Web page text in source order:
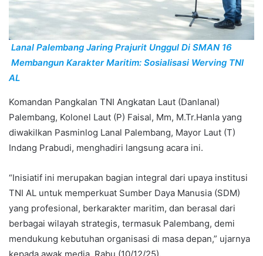
Lanal Palembang Jaring Prajurit Unggul Di SMAN 16
Membangun Karakter Maritim: Sosialisasi Werving TNI
AL
Komandan Pangkalan TNI Angkatan Laut (Danlanal)
Palembang, Kolonel Laut (P) Faisal, Mm, M.Tr.Hanla yang
diwakilkan Pasminlog Lanal Palembang, Mayor Laut (T)
Indang Prabudi, menghadiri langsung acara ini.
“Inisiatif ini merupakan bagian integral dari upaya institusi
TNI AL untuk memperkuat Sumber Daya Manusia (SDM)
yang profesional, berkarakter maritim, dan berasal dari
berbagai wilayah strategis, termasuk Palembang, demi
mendukung kebutuhan organisasi di masa depan,” ujarnya